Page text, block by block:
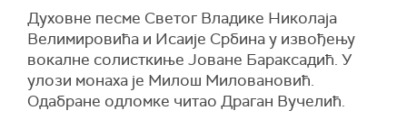
Духовне песме Светог Владике Николаја
Велимировића и Исаије Србина у извођењу
вокалне солисткиње Јоване Бараксадић. У
улози монаха је Милош Миловановић.
Одабране одломке читао Драган Вучелић.